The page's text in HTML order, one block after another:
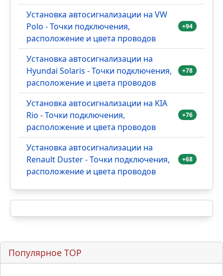
Установка автосигнализации на VW
Polo - Точки подключения,
расположение и цвета проводов
+94
Установка автосигнализации на
Hyundai Solaris - Точки подключения,
расположение и цвета проводов
+78
Установка автосигнализации на KIA
Rio - Точки подключения,
расположение и цвета проводов
+76
Установка автосигнализации на
Renault Duster - Точки подключения,
расположение и цвета проводов
+68
Популярное TOP